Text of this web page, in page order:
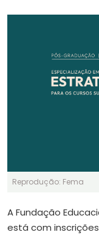
Reprodução: Fema
A Fundação
está com